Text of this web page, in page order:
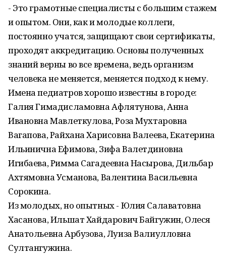
- Это грамотные специалисты с большим стажем
и опытом. Они, как и молодые коллеги,
постоянно учатся, защищают свои сертификаты,
проходят аккредитацию. Основы полученных
знаний верны во все времена, ведь организм
человека не меняется, меняется подход к нему.
Имена педиатров хорошо известны в городе:
Галия Гимадисламовна Афлятунова, Анна
Ивановна Мавлеткулова, Роза Мухтаровна
Вагапова, Райхана Харисовна Валеева, Екатерина
Ильинична Ефимова, Зифа Валетдиновна
Игибаева, Римма Сагадеевна Насырова, Дильбар
Ахтямовна Усманова, Валентина Васильевна
Сорокина.
Из молодых, но опытных - Юлия Салаватовна
Хасанова, Ильшат Хайдарович Байгужин, Олеся
Анатольевна Арбузова, Луиза Валиулловна
Султангужина.